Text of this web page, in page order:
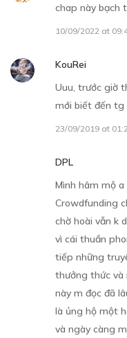
chap này bạch
10/09/2022 at
KouRei
Uuu, trước giờ
mới biết đến tg
23/09/2019 at
DPL
Mình hâm mộ
Crowdfunding
chờ hoài vẫn k
vì cái thuần
tiếp những
thưởng thức và
này m đọc đã
là ủng hộ một
và ngày càng